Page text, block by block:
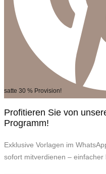
satte 30 % Provision!
Profitieren Sie von
Programm!
Exklusive Vorlagen im
sofort mitverdienen – einfacher